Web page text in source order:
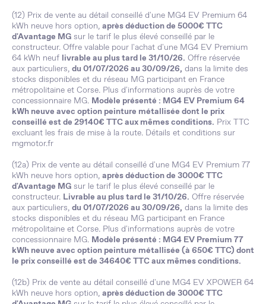
(12) Prix de vente au détail conseillé d'une MG4 EV Premium 64
kWh neuve hors option, après déduction de 5000€ TTC
d'Avantage MG sur le tarif le plus élevé conseillé par le
constructeur. Offre valable pour l'achat d'une MG4 EV Premium
64 kWh neuf livrable au plus tard le 31/10/26. Offre réservée
aux particuliers, du 01/07/2026 au 30/09/26, dans la limite des
stocks disponibles et du réseau MG participant en France
métropolitaine et Corse. Plus d'informations auprès de votre
concessionnaire MG. Modèle présenté : MG4 EV Premium 64
kWh neuve avec option peinture métallisée dont le prix
conseillé est de 29140€ TTC aux mêmes conditions. Prix TTC
excluant les frais de mise à la route. Détails et conditions sur
mgmotor.fr
(12a) Prix de vente au détail conseillé d'une MG4 EV Premium 77
kWh neuve hors option, après déduction de 3000€ TTC
d'Avantage MG sur le tarif le plus élevé conseillé par le
constructeur. Livrable au plus tard le 31/10/26. Offre réservée
aux particuliers, du 01/07/2026 au 30/09/26, dans la limite des
stocks disponibles et du réseau MG participant en France
métropolitaine et Corse. Plus d'informations auprès de votre
concessionnaire MG. Modèle présenté : MG4 EV Premium 77
kWh neuve avec option peinture métallisée (à 650€ TTC) dont
le prix conseillé est de 34640€ TTC aux mêmes conditions.
(12b) Prix de vente au détail conseillé d'une MG4 EV XPOWER 64
kWh neuve hors option, après déduction de 3000€ TTC